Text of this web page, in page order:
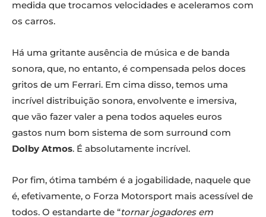
medida que trocamos velocidades e aceleramos com
os carros.
Há uma gritante ausência de música e de banda
sonora, que, no entanto, é compensada pelos doces
gritos de um Ferrari. Em cima disso, temos uma
incrível distribuição sonora, envolvente e imersiva,
que vão fazer valer a pena todos aqueles euros
gastos num bom sistema de som surround com
Dolby Atmos. É absolutamente incrível.
Por fim, ótima também é a jogabilidade, naquele que
é, efetivamente, o Forza Motorsport mais acessível de
todos. O estandarte de “tornar jogadores em